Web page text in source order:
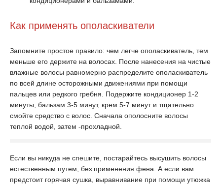
Как применять ополаскиватели
Запомните простое правило: чем легче ополаскиватель, тем
меньше его держите на волосах. После нанесения на чистые
влажные волосы равномерно распределите ополаскиватель
по всей длине осторожными движениями при помощи
пальцев или редкого гребня. Подержите кондиционер 1-2
минуты, бальзам 3-5 минут, крем 5-7 минут и тщательно
смойте средство с волос. Сначала ополосните волосы
теплой водой, затем -прохладной.
Если вы никуда не спешите, постарайтесь высушить волосы
естественным путем, без применения фена. А если вам
предстоит горячая сушка, выравнивание при помощи утюжка